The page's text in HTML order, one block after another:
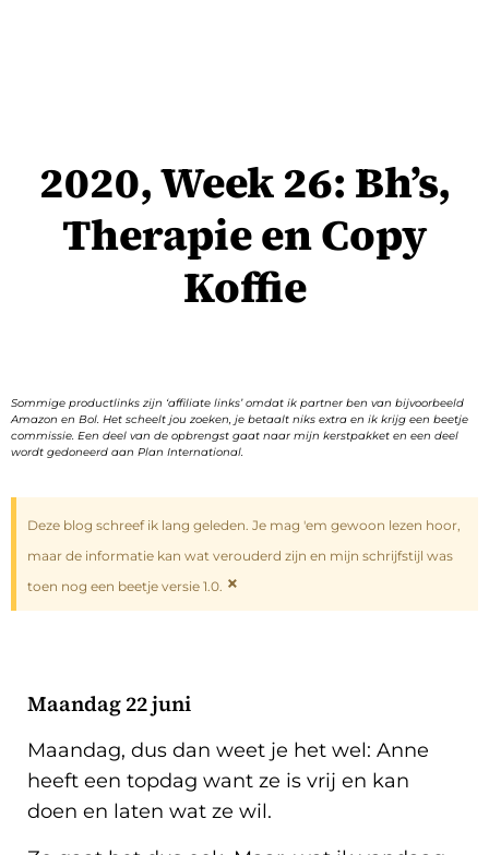
2020, Week 26: Bh’s,
Therapie en Copy
Koffie
Sommige productlinks zijn ‘affiliate links’ omdat ik partner ben van bijvoorbeeld
Amazon en Bol. Het scheelt jou zoeken, je betaalt niks extra en ik krijg een beetje
commissie. Een deel van de opbrengst gaat naar mijn kerstpakket en een deel
wordt gedoneerd aan Plan International.
Deze blog schreef ik lang geleden. Je mag 'em gewoon lezen hoor,
maar de informatie kan wat verouderd zijn en mijn schrijfstijl was
toen nog een beetje versie 1.0. ×
Maandag 22 juni
Maandag, dus dan weet je het wel: Anne
heeft een topdag want ze is vrij en kan
doen en laten wat ze wil.